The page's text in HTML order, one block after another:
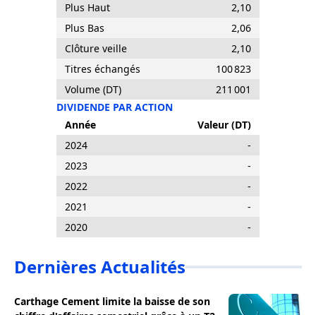
Plus Haut
2,10
Plus Bas
2,06
Clôture veille
2,10
Titres échangés
100 823
Volume (DT)
211 001
DIVIDENDE PAR ACTION
Année
Valeur (DT)
2024
-
2023
-
2022
-
2021
-
2020
-
Dernières Actualités
Carthage Cement limite la baisse de son